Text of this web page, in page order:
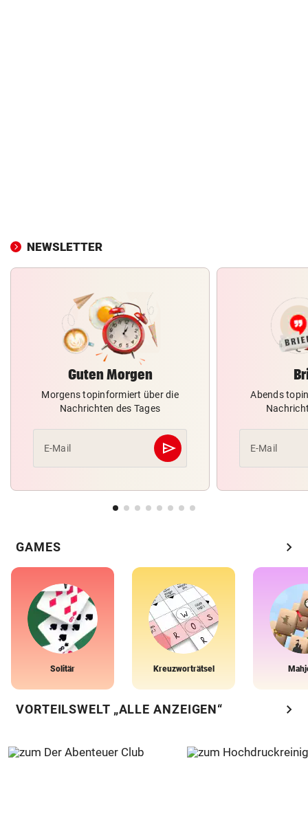
NEWSLETTER
Guten Morgen
Morgens topinformiert über die
Nachrichten des Tages
E-Mail send
Abschicken
Abends
E-Mail
GAMES chevron_right
Solitär Kreuzworträtsel
VORTEILSWELT „ALLE ANZEIGEN“ chevron_right